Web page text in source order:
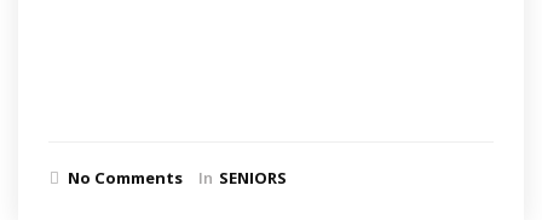
No Comments In SENIORS